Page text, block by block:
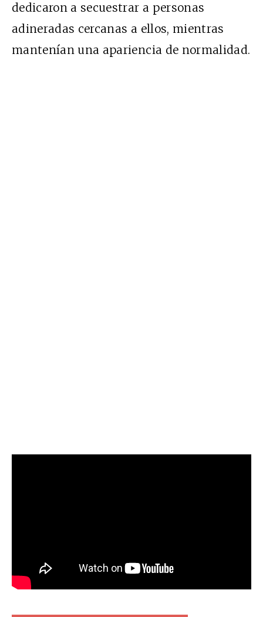
dedicaron a secuestrar a personas
adineradas cercanas a ellos, mientras
mantenían una apariencia de normalidad.